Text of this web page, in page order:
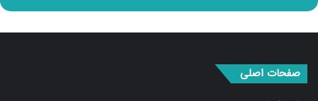
صفحه اصلی